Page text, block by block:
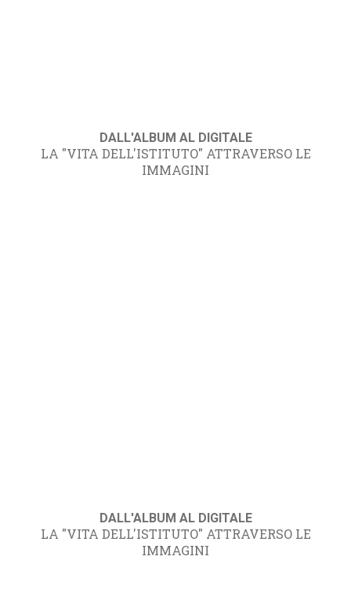
DALL'ALBUM AL DIGITALE
LA "VITA DELL'ISTITUTO" ATTRAVERSO LE
IMMAGINI
DALL'ALBUM AL DIGITALE
LA "VITA DELL'ISTITUTO" ATTRAVERSO LE
IMMAGINI